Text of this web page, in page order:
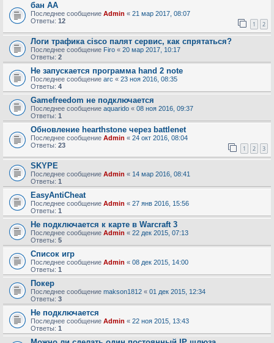
бан АА
Последнее сообщение Admin « 21 мар 2017, 08:07
Ответы: 12 1 2
Логи трафика cisco палят сервис, как спрятаться?
Последнее сообщение Firo « 20 мар 2017, 10:17
Ответы: 2
Не запускается программа hand 2 note
Последнее сообщение arc « 23 ноя 2016, 08:35
Ответы: 4
Gamefreedom не подключается
Последнее сообщение aquarido « 08 ноя 2016, 09:37
Ответы: 1
Обновление hearthstone через battlenet
Последнее сообщение Admin « 24 окт 2016, 08:04
Ответы: 23 1 2 3
SKYPE
Последнее сообщение Admin « 14 мар 2016, 08:41
Ответы: 1
EasyAntiCheat
Последнее сообщение Admin « 27 янв 2016, 15:56
Ответы: 1
Не подключается к карте в Warcraft 3
Последнее сообщение Admin « 22 дек 2015, 07:13
Ответы: 5
Список игр
Последнее сообщение Admin « 08 дек 2015, 14:00
Ответы: 1
Покер
Последнее сообщение makson1812 « 01 дек 2015, 12:34
Ответы: 3
Не подключается
Последнее сообщение Admin « 22 ноя 2015, 13:43
Ответы: 1